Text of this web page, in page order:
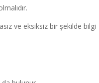
ve eksiksiz bir şekilde bilgi